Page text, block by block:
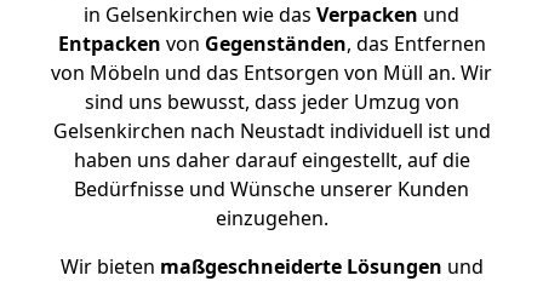
in Gelsenkirchen wie das Verpacken und
Entpacken von Gegenständen, das Entfernen
von Möbeln und das Entsorgen von Müll an. Wir
sind uns bewusst, dass jeder Umzug von
Gelsenkirchen nach Neustadt individuell ist und
haben uns daher darauf eingestellt, auf die
Bedürfnisse und Wünsche unserer Kunden
einzugehen.
Wir bieten maßgeschneiderte Lösungen und